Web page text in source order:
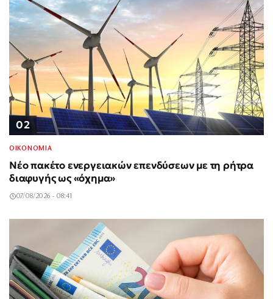
02
ΟΙΚΟΝΟΜΙΑ
Νέο πακέτο ενεργειακών επενδύσεων με τη ρήτρα
διαφυγής ως «όχημα»
07/08/2026 - 08:41